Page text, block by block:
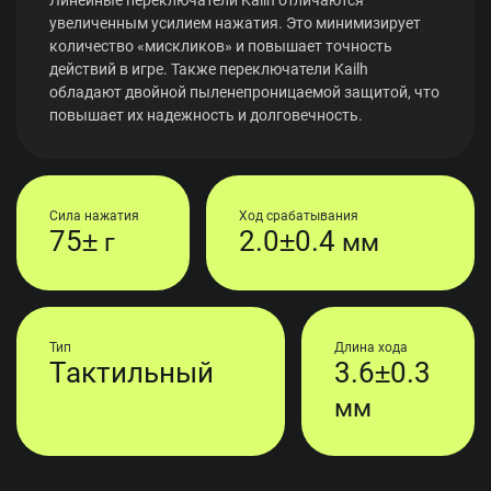
увеличенным усилием нажатия. Это минимизирует
количество «мискликов» и повышает точность
действий в игре. Также переключатели Kailh
обладают двойной пыленепроницаемой защитой, что
повышает их надежность и долговечность.
Сила нажатия
75± г
Ход срабатывания
2.0±0.4 мм
Тип
Тактильный
Длина хода
3.6±0.3
мм